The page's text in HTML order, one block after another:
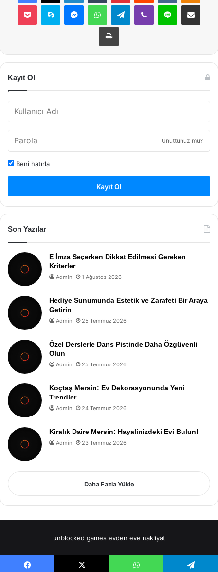
Pocket Skype MessengerWhatsAppTelegramViber Line E-Posta ile
Yazdır
Kayıt Ol
Unuttunuz mu?
Beni hatırla
Kayıt Ol
Son Yazılar
E İmza Seçerken Dikkat Edilmesi Gereken
Kriterler
Admin 1 Ağustos 2026
Hediye Sunumunda Estetik ve Zarafeti Bir Araya
Getirin
Admin 25 Temmuz 2026
Özel Derslerle Dans Pistinde Daha Özgüvenli
Olun
Admin 25 Temmuz 2026
Koçtaş Mersin: Ev Dekorasyonunda Yeni
Trendler
Admin 24 Temmuz 2026
Kiralık Daire Mersin: Hayalinizdeki Evi Bulun!
Admin 23 Temmuz 2026
Daha Fazla Yükle
unblocked games evden eve nakliyat